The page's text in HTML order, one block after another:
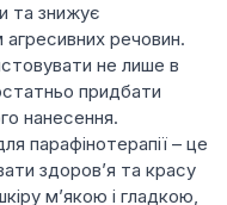
та знижує
речовин.
не лише в
придбати
нанесення.
парафінотерапії – це
здоров’я та красу
м’якою і гладкою,